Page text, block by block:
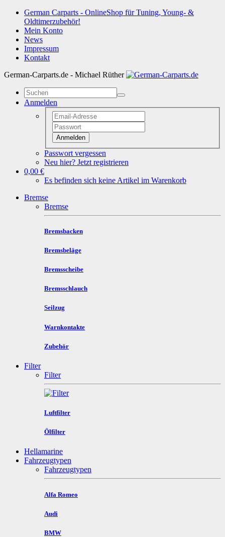
German Carparts - OnlineShop für Tuning, Young- &
Oldtimerzubehör!
Mein Konto
News
Impressum
Kontakt
German-Carparts.de - Michael Rüther
Anmelden
Anmelden
Passwort vergessen
Neu hier? Jetzt registrieren
0,00 €
Es befinden sich keine Artikel im Warenkorb
Bremse
Bremse
Bremsbacken
Bremsbeläge
Bremsscheibe
Bremsschlauch
Seilzug
Warnkontakte
Zubehör
Filter
Filter
Luftfilter
Ölfilter
Hellamarine
Fahrzeugtypen
Fahrzeugtypen
Alfa Romeo
Audi
BMW